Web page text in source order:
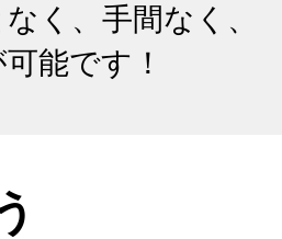
く、手間なく、
能です！